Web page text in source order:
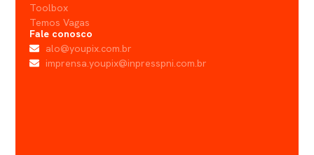
Toolbox
Temos Vagas
Fale conosco
alo@youpix.com.br
imprensa.youpix@inpresspni.com.br